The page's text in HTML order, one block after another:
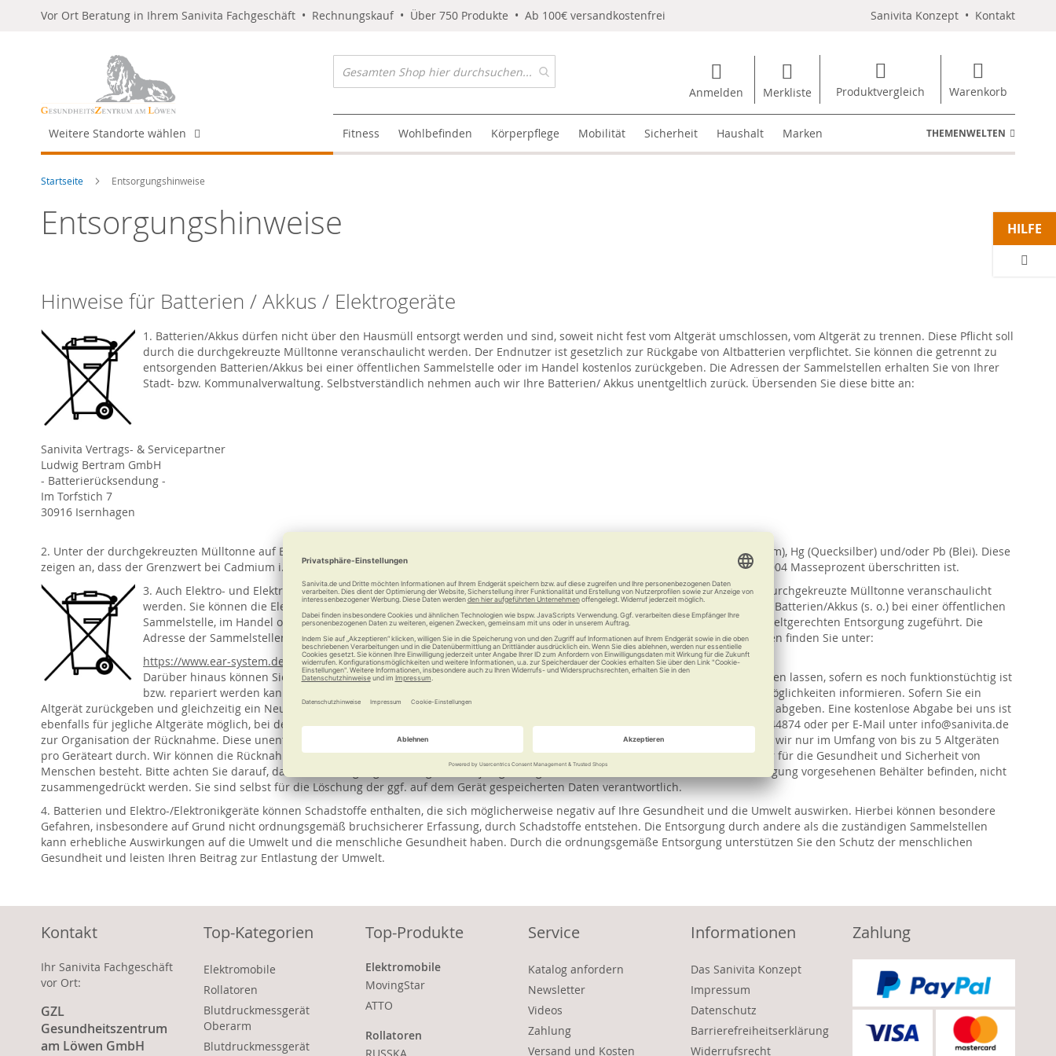
Vor Ort Beratung in Ihrem Sanivita Fachgeschäft • Rechnungskauf • Über 750 Produkte • Ab 100€ versandkostenfrei Sanivita Konzept • Kontakt
Anmelden Merkliste Produktvergleich Warenkorb
Weitere Standorte wählen Fitness Wohlbefinden Körperpflege Mobilität Sicherheit Haushalt Marken THEMENWELTEN
Startseite Entsorgungshinweise
Entsorgungshinweise
Hinweise für Batterien / Akkus / Elektrogeräte
1. Batterien/Akkus dürfen nicht über den Hausmüll entsorgt werden und sind, soweit nicht fest vom Altgerät umschlossen, vom Altgerät zu trennen. Diese Pflicht soll
durch die durchgekreuzte Mülltonne veranschaulicht werden. Der Endnutzer ist gesetzlich zur Rückgabe von Altbatterien verpflichtet. Sie können die getrennt zu
entsorgenden Batterien/Akkus bei einer öffentlichen Sammelstelle oder im Handel kostenlos zurückgeben. Die Adressen der Sammelstellen erhalten Sie von Ihrer
Stadt- bzw. Kommunalverwaltung. Selbstverständlich nehmen auch wir Ihre Batterien/ Akkus unentgeltlich zurück. Übersenden Sie diese bitte an:
Sanivita Vertrags- & Servicepartner
Ludwig Bertram GmbH
- Batterierücksendung -
Im Torfstich 7
30916 Isernhagen
2. Unter der durchgekreuzten Mülltonne auf Batterien/Akkus sowie Elektro-/Elektronikgeräten finden Sie ggf. die Abkürzungen Cd (Cadmium), Hg (Quecksilber) und/oder Pb (Blei). Diese
zeigen an, dass der Grenzwert bei Cadmium i. H. v. 0,002 Masseprozent, bei Quecksilber i. H. v. 0,0005 Masseprozent und bei Blei i. H. v. 0,004 Masseprozent überschritten ist.
3. Auch Elektro- und Elektronikaltgeräte müssen getrennt vom Hausmüll entsorgt werden. Diese Pflicht soll durch die durchgekreuzte Mülltonne veranschaulicht
werden. Sie können die Elektro- und Elektronikaltgeräte nach Herausnahme der nicht fest mit dem Gerät verbundenen Batterien/Akkus (s. o.) bei einer öffentlichen
Sammelstelle, im Handel oder beim Hersteller zurückgeben. Diese werden dort kostenlos angenommen und einer umweltgerechten Entsorgung zugeführt. Die
Adresse der Sammelstellen erhalten Sie von Ihrer Stadt- bzw. Kommunalverwaltung. Eine Auflistung der Annahmestellen finden Sie unter:
https://www.ear-system.de/ear-verzeichnis
Darüber hinaus können Sie Ihr Altgerät beispielsweise einer wohltätigen Organisation zur Wiederverwendung zukommen lassen, sofern es noch funktionstüchtig ist
bzw. repariert werden kann, oder sich bei Ihrer Stadt- bzw. Kommunalverwaltung nach anderen Wiederverwendungsmöglichkeiten informieren. Sofern Sie ein
Altgerät zurückgeben und gleichzeitig ein Neugerät derselben Art, Funktion und Güte erwerben, können Sie das Altgerät kostenlos bei uns abgeben. Eine kostenlose Abgabe bei uns ist
ebenfalls für jegliche Altgeräte möglich, bei denen keine äußere Abmessung größer als 25 cm ist. Bitte kontaktieren Sie uns unter 0800 8744874 oder per E-Mail unter info@sanivita.de
zur Organisation der Rücknahme. Diese unentgeltliche Rücknahme ohne Neukauf eines Geräts von gleicher Art, Funktion und Güte führen wir nur im Umfang von bis zu 5 Altgeräten
pro Geräteart durch. Wir können die Rücknahme eines Altgeräts ablehnen, wenn aufgrund einer Verunreinigung des Altgeräts eine Gefahr für die Gesundheit und Sicherheit von
Menschen besteht. Bitte achten Sie darauf, dass bei Entsorgung Ihrer Altgeräte diejenigen Altgeräte, die sich bereits in dem für die Entsorgung vorgesehenen Behälter befinden, nicht
zusammengedrückt werden. Sie sind selbst für die Löschung der ggf. auf dem Gerät gespeicherten Daten verantwortlich.
4. Batterien und Elektro-/Elektronikgeräte können Schadstoffe enthalten, die sich möglicherweise negativ auf Ihre Gesundheit und die Umwelt auswirken. Hierbei können besondere
Gefahren, insbesondere auf Grund nicht ordnungsgemäß bruchsicherer Erfassung, durch Schadstoffe entstehen. Die Entsorgung durch andere als die zuständigen Sammelstellen
kann erhebliche Auswirkungen auf die Umwelt und die menschliche Gesundheit haben. Durch die ordnungsgemäße Entsorgung unterstützen Sie den Schutz der menschlichen
Gesundheit und leisten Ihren Beitrag zur Entlastung der Umwelt.
HILFE
Kontakt
Ihr Sanivita Fachgeschäft
vor Ort:
GZL
Gesundheitszentrum
am Löwen GmbH
Top-Kategorien
Elektromobile
Rollatoren
Blutdruckmessgerät
Oberarm
Blutdruckmessgerät
Top-Produkte
Elektromobile
MovingStar
ATTO
Rollatoren
Service
Katalog anfordern
Newsletter
Videos
Zahlung
Versand und Kosten
Informationen
Das Sanivita Konzept
Impressum
Datenschutz
Barrierefreiheitserklärung
Widerrufsrecht
Zahlung